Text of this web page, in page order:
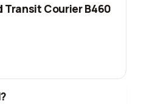
Transit Courier B460